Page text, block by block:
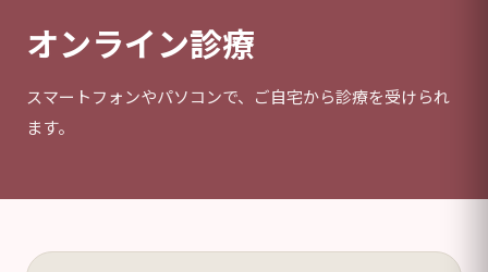
オンライン診療
スマートフォンやパソコンで、ご自宅から診療を受けられ
ます。